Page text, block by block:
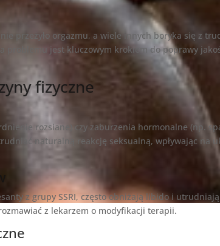
przeżyło orgazmu, a wiele innych boryka się z
problemu jest kluczowym krokiem do poprawy
fizyczne
rozsiane) czy zaburzenia hormonalne (np.
naturalną reakcję seksualną, wpływając na
z grupy SSRI, często obniżają libido i
z lekarzem o modyfikacji terapii.